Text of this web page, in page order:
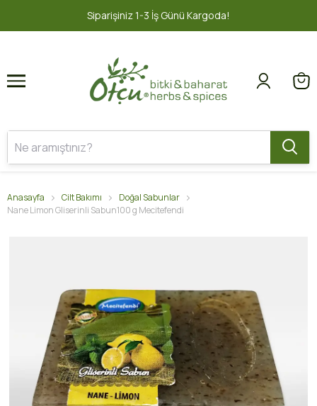
İş Günü Kargoda! 1 2
Anasayfa Cilt Bakımı
Doğal Sabunlar
Nane Limon Gliserinli Sabun100 g Mecitefendi